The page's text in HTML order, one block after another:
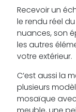
Recevoir un
le rendu réel
nuances, son
les autres
votre extérieur.
C’est aussi la
plusieurs
mosaïque